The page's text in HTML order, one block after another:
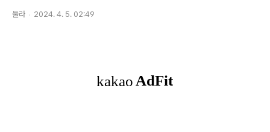
둘라 2024. 4. 5. 02:49